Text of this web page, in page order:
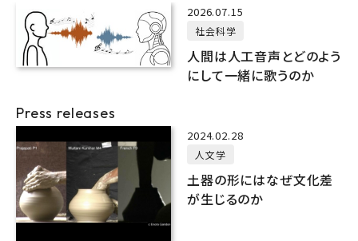
2026.07.15
社会科学
人間は人工音声とどのよう
にして一緒に歌うのか
Press releases
2024.02.28
人文学
土器の形にはなぜ文化差
が生じるのか